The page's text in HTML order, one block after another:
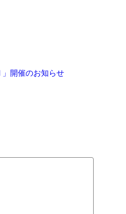
」開催のお知らせ